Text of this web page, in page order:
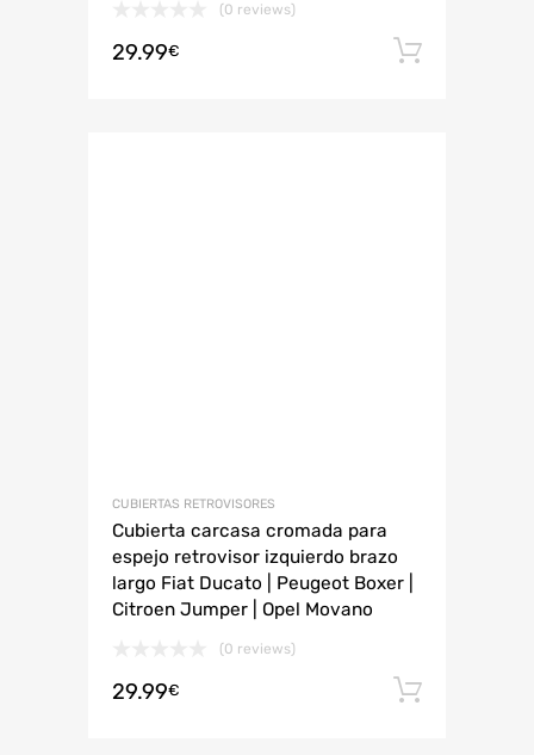
(0 reviews)
29.99€
CUBIERTAS RETROVISORES
Cubierta carcasa cromada para
espejo retrovisor izquierdo brazo
largo Fiat Ducato | Peugeot Boxer |
Citroen Jumper | Opel Movano
(0 reviews)
29.99€